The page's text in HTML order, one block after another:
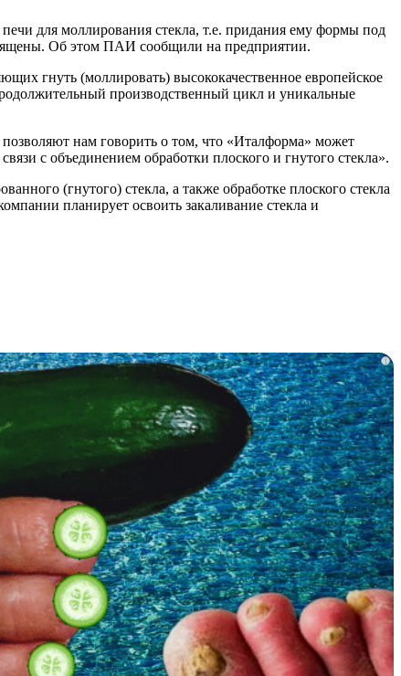
для моллирования стекла, т.е. придания ему формы под
Об этом ПАИ сообщили на предприятии.
гнуть (моллировать) высококачественное европейское
производственный цикл и уникальные
нам говорить о том, что «Италформа» может
с объединением обработки плоского и гнутого стекла».
(гнутого) стекла, а также обработке плоского стекла
планирует освоить закаливание стекла и
i